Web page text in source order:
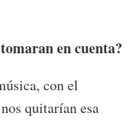
en cuenta?
con el
quitarían esa